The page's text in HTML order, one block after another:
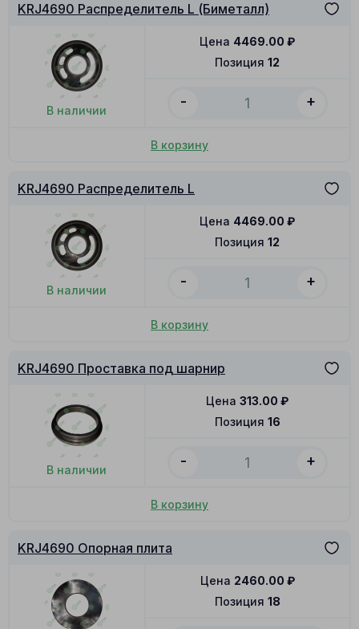
KRJ4690 Распределитель L (Биметалл)
В наличии
Позиция 12
Цена 4469.00 ₽
- +
В корзину
KRJ4690 Распределитель L
В наличии
Позиция 12
Цена 4469.00 ₽
- +
В корзину
KRJ4690 Проставка под шарнир
В наличии
Позиция 16
Цена 313.00 ₽
- +
В корзину
KRJ4690 Опорная плита
Позиция 18
Цена 2460.00 ₽